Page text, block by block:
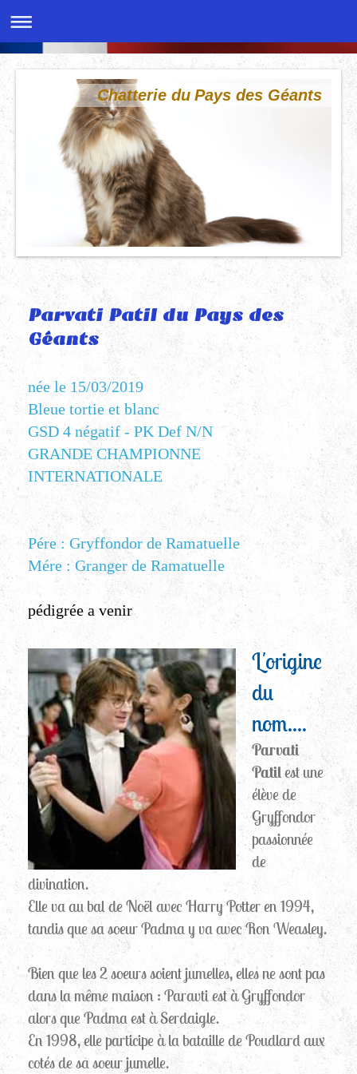
Chatterie du Pays des Géants
Parvati Patil du Pays des
Géants
née le 15/03/2019
Bleue tortie et blanc
GSD 4 négatif - PK Def N/N
GRANDE CHAMPIONNE
INTERNATIONALE
Pére : Gryffondor de Ramatuelle
Mére : Granger de Ramatuelle
pédigrée a venir
L'origine
du
nom....
Parvati
Patil est une
élève de
Gryffondor
passionnée
de
divination.
Elle va au bal de Noël avec Harry Potter en 1994,
tandis que sa soeur Padma y va avec Ron Weasley.
Bien que les 2 soeurs soient jumelles, elles ne sont pas
dans la même maison : Paravti est à Gryffondor
alors que Padma est à Serdaigle.
En 1998, elle participe à la bataille de Poudlard aux
cotés de sa soeur jumelle.